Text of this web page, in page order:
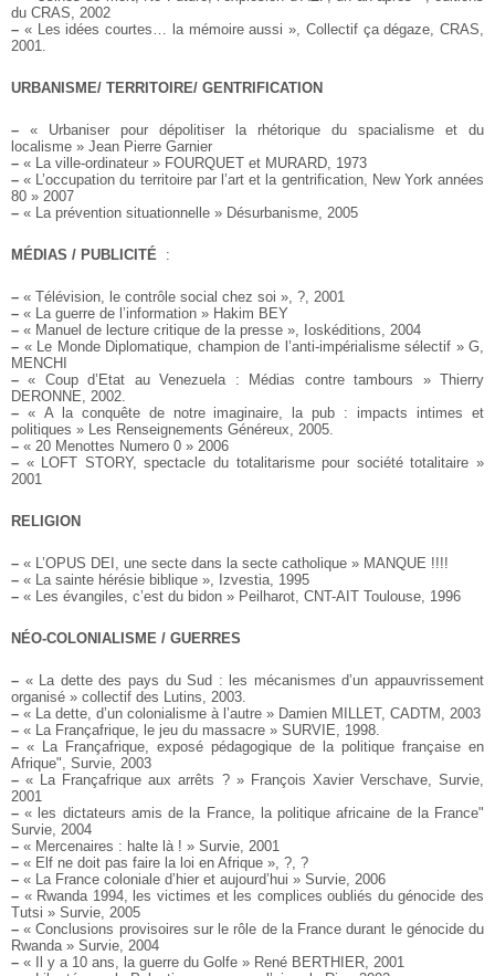
du CRAS, 2002
– « Les idées courtes… la mémoire aussi », Collectif ça dégaze, CRAS,
2001.
URBANISME/ TERRITOIRE/ GENTRIFICATION
– « Urbaniser pour dépolitiser la rhétorique du spacialisme et du
localisme » Jean Pierre Garnier
– « La ville-ordinateur » FOURQUET et MURARD, 1973
– « L’occupation du territoire par l’art et la gentrification, New York années
80 » 2007
– « La prévention situationnelle » Désurbanisme, 2005
MÉDIAS / PUBLICITÉ :
– « Télévision, le contrôle social chez soi », ?, 2001
– « La guerre de l’information » Hakim BEY
– « Manuel de lecture critique de la presse », Ioskéditions, 2004
– « Le Monde Diplomatique, champion de l’anti-impérialisme sélectif » G,
MENCHI
– « Coup d’Etat au Venezuela : Médias contre tambours » Thierry
DERONNE, 2002.
– « A la conquête de notre imaginaire, la pub : impacts intimes et
politiques » Les Renseignements Généreux, 2005.
– « 20 Menottes Numero 0 » 2006
– « LOFT STORY, spectacle du totalitarisme pour société totalitaire »
2001
RELIGION
– « L’OPUS DEI, une secte dans la secte catholique » MANQUE !!!!
– « La sainte hérésie biblique », Izvestia, 1995
– « Les évangiles, c’est du bidon » Peilharot, CNT-AIT Toulouse, 1996
NÉO-COLONIALISME / GUERRES
– « La dette des pays du Sud : les mécanismes d’un appauvrissement
organisé » collectif des Lutins, 2003.
– « La dette, d’un colonialisme à l’autre » Damien MILLET, CADTM, 2003
– « La Françafrique, le jeu du massacre » SURVIE, 1998.
– « La Françafrique, exposé pédagogique de la politique française en
Afrique", Survie, 2003
– « La Françafrique aux arrêts ? » François Xavier Verschave, Survie,
2001
– « les dictateurs amis de la France, la politique africaine de la France"
Survie, 2004
– « Mercenaires : halte là ! » Survie, 2001
– « Elf ne doit pas faire la loi en Afrique », ?, ?
– « La France coloniale d’hier et aujourd’hui » Survie, 2006
– « Rwanda 1994, les victimes et les complices oubliés du génocide des
Tutsi » Survie, 2005
– « Conclusions provisoires sur le rôle de la France durant le génocide du
Rwanda » Survie, 2004
– « Il y a 10 ans, la guerre du Golfe » René BERTHIER, 2001